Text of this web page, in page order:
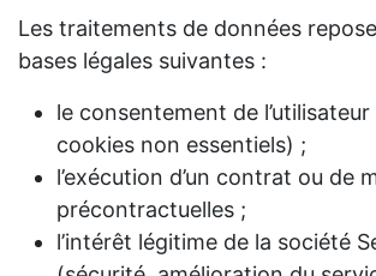
Les traitements de données
bases légales suivantes :
le consentement de
cookies non essentiels) ;
l’exécution d’un contrat ou de
précontractuelles ;
l’intérêt légitime de la société